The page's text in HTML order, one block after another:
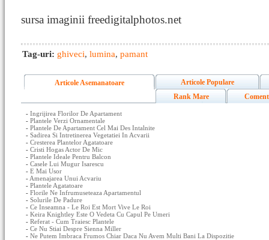
sursa imaginii freedigitalphotos.net
Tag-uri: ghiveci, lumina, pamant
Articole Asemanatoare
Articole Populare
Rank Mare
- Ingrijirea Florilor De Apartament
- Plantele Verzi Ornamentale
- Plantele De Apartament Cel Mai Des Intalnite
- Sadirea Si Intretinerea Vegetatiei In Acvarii
- Cresterea Plantelor Agatatoare
- Cristi Hogas Actor De Mic
- Plantele Ideale Pentru Balcon
- Casele Lui Mugur Isarescu
- E Mai Usor
- Amenajarea Unui Acvariu
- Plantele Agatatoare
- Florile Ne Infrumuseteaza Apartamentul
- Solurile De Padure
- Ce Inseamna - Le Roi Est Mort Vive Le Roi
- Keira Knightley Este O Vedeta Cu Capul Pe Umeri
- Referat - Cum Traiesc Plantele
- Ce Nu Stiai Despre Sienna Miller
- Ne Putem Imbraca Frumos Chiar Daca Nu Avem Multi Bani La Dispozitie